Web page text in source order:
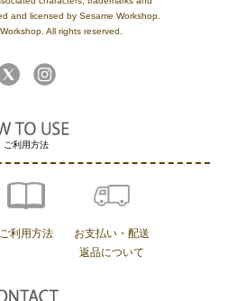
and licensed by Sesame Workshop.
All rights reserved.
ご利用方法
ご利用方法
お支払い・配送
返品について